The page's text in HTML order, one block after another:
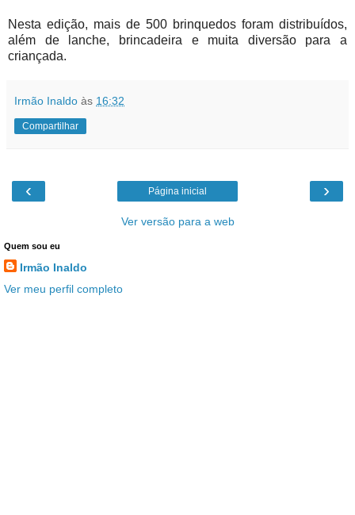
Nesta edição, mais de 500 brinquedos foram distribuídos,
além de lanche, brincadeira e muita diversão para a
criançada.
Irmão Inaldo às 16:32
Compartilhar
‹ ›
Página inicial
Ver versão para a web
Quem sou eu
Irmão Inaldo
Ver meu perfil completo